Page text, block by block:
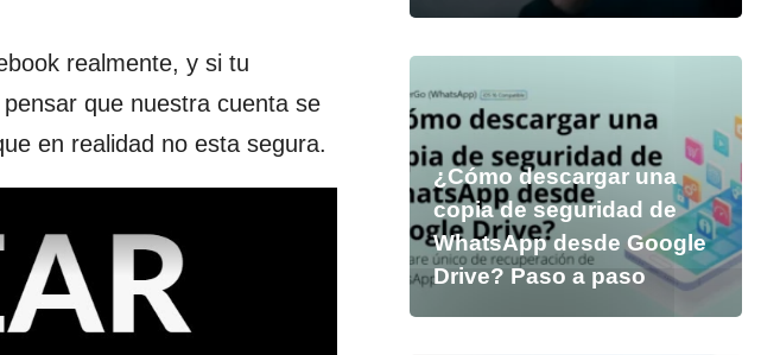
realmente, y si tu
que nuestra cuenta se
en realidad no esta segura.
¿Cómo descargar una
copia de seguridad de
WhatsApp desde Google
Drive? Paso a paso